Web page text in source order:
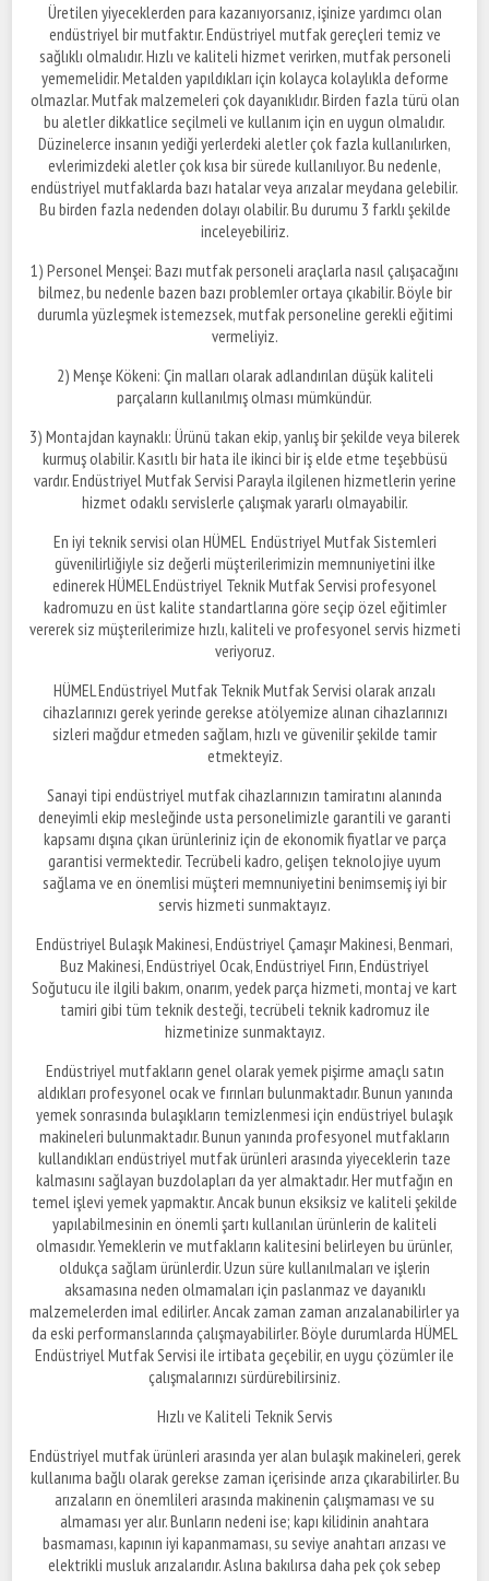
Üretilen yiyeceklerden para kazanıyorsanız, işinize yardımcı olan
endüstriyel bir mutfaktır. Endüstriyel mutfak gereçleri temiz ve
sağlıklı olmalıdır. Hızlı ve kaliteli hizmet verirken, mutfak personeli
yememelidir. Metalden yapıldıkları için kolayca kolaylıkla deforme
olmazlar. Mutfak malzemeleri çok dayanıklıdır. Birden fazla türü olan
bu aletler dikkatlice seçilmeli ve kullanım için en uygun olmalıdır.
Düzinelerce insanın yediği yerlerdeki aletler çok fazla kullanılırken,
evlerimizdeki aletler çok kısa bir sürede kullanılıyor. Bu nedenle,
endüstriyel mutfaklarda bazı hatalar veya arızalar meydana gelebilir.
Bu birden fazla nedenden dolayı olabilir. Bu durumu 3 farklı şekilde
inceleyebiliriz.
1) Personel Menşei: Bazı mutfak personeli araçlarla nasıl çalışacağını
bilmez, bu nedenle bazen bazı problemler ortaya çıkabilir. Böyle bir
durumla yüzleşmek istemezsek, mutfak personeline gerekli eğitimi
vermeliyiz.
2) Menşe Kökeni: Çin malları olarak adlandırılan düşük kaliteli
parçaların kullanılmış olması mümkündür.
3) Montajdan kaynaklı: Ürünü takan ekip, yanlış bir şekilde veya bilerek
kurmuş olabilir. Kasıtlı bir hata ile ikinci bir iş elde etme teşebbüsü
vardır. Endüstriyel Mutfak Servisi Parayla ilgilenen hizmetlerin yerine
hizmet odaklı servislerle çalışmak yararlı olmayabilir.
En iyi teknik servisi olan HÜMEL Endüstriyel Mutfak Sistemleri
güvenilirliğiyle siz değerli müşterilerimizin memnuniyetini ilke
edinerek HÜMEL Endüstriyel Teknik Mutfak Servisi profesyonel
kadromuzu en üst kalite standartlarına göre seçip özel eğitimler
vererek siz müşterilerimize hızlı, kaliteli ve profesyonel servis hizmeti
veriyoruz.
HÜMEL Endüstriyel Mutfak Teknik Mutfak Servisi olarak arızalı
cihazlarınızı gerek yerinde gerekse atölyemize alınan cihazlarınızı
sizleri mağdur etmeden sağlam, hızlı ve güvenilir şekilde tamir
etmekteyiz.
Sanayi tipi endüstriyel mutfak cihazlarınızın tamiratını alanında
deneyimli ekip mesleğinde usta personelimizle garantili ve garanti
kapsamı dışına çıkan ürünleriniz için de ekonomik fiyatlar ve parça
garantisi vermektedir. Tecrübeli kadro, gelişen teknolojiye uyum
sağlama ve en önemlisi müşteri memnuniyetini benimsemiş iyi bir
servis hizmeti sunmaktayız.
Endüstriyel Bulaşık Makinesi, Endüstriyel Çamaşır Makinesi, Benmari,
Buz Makinesi, Endüstriyel Ocak, Endüstriyel Fırın, Endüstriyel
Soğutucu ile ilgili bakım, onarım, yedek parça hizmeti, montaj ve kart
tamiri gibi tüm teknik desteği, tecrübeli teknik kadromuz ile
hizmetinize sunmaktayız.
Endüstriyel mutfakların genel olarak yemek pişirme amaçlı satın
aldıkları profesyonel ocak ve fırınları bulunmaktadır. Bunun yanında
yemek sonrasında bulaşıkların temizlenmesi için endüstriyel bulaşık
makineleri bulunmaktadır. Bunun yanında profesyonel mutfakların
kullandıkları endüstriyel mutfak ürünleri arasında yiyeceklerin taze
kalmasını sağlayan buzdolapları da yer almaktadır. Her mutfağın en
temel işlevi yemek yapmaktır. Ancak bunun eksiksiz ve kaliteli şekilde
yapılabilmesinin en önemli şartı kullanılan ürünlerin de kaliteli
olmasıdır. Yemeklerin ve mutfakların kalitesini belirleyen bu ürünler,
oldukça sağlam ürünlerdir. Uzun süre kullanılmaları ve işlerin
aksamasına neden olmamaları için paslanmaz ve dayanıklı
malzemelerden imal edilirler. Ancak zaman zaman arızalanabilirler ya
da eski performanslarında çalışmayabilirler. Böyle durumlarda HÜMEL
Endüstriyel Mutfak Servisi ile irtibata geçebilir, en uygu çözümler ile
çalışmalarınızı sürdürebilirsiniz.
Hızlı ve Kaliteli Teknik Servis
Endüstriyel mutfak ürünleri arasında yer alan bulaşık makineleri, gerek
kullanıma bağlı olarak gerekse zaman içerisinde arıza çıkarabilirler. Bu
arızaların en önemlileri arasında makinenin çalışmaması ve su
almaması yer alır. Bunların nedeni ise; kapı kilidinin anahtara
basmaması, kapının iyi kapanmaması, su seviye anahtarı arızası ve
elektrikli musluk arızalarıdır. Aslına bakılırsa daha pek çok sebep